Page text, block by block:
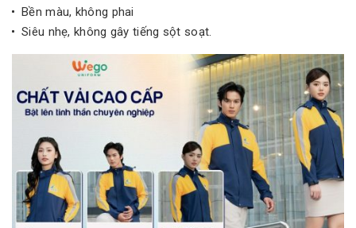
Bền màu, không phai
Siêu nhẹ, không gây tiếng sột soạt.